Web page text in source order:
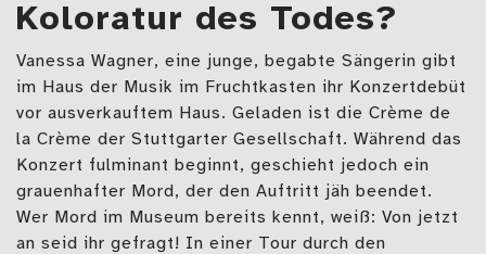
Koloratur des Todes?
Vanessa Wagner, eine junge, begabte Sängerin gibt
im Haus der Musik im Fruchtkasten ihr Konzertdebüt
vor ausverkauftem Haus. Geladen ist die Crème de
la Crème der Stuttgarter Gesellschaft. Während das
Konzert fulminant beginnt, geschieht jedoch ein
grauenhafter Mord, der den Auftritt jäh beendet.
Wer Mord im Museum bereits kennt, weiß: Von jetzt
an seid ihr gefragt! In einer Tour durch den